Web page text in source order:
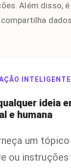
Além disso, é
compartilha
INTELIGENTE
ideia
e humana
um
ou instruções